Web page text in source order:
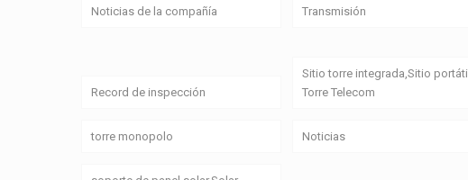
Noticias de la compañía
Transmisión
Record de inspección
Sitio torre integrada,Sitio portátil
Torre Telecom
torre monopolo Noticias